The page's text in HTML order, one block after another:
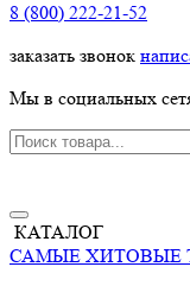
8 (800) 222-21-52
заказать звонок
Мы в социальных
КАТАЛОГ
САМЫЕ ХИТОВЫЕ